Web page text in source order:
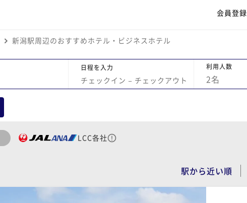
会員登録
新潟駅周辺のおすすめホテル・ビジネスホテル
日程を入力
チェックイン − チェックアウト
利用人数
2名
LCC各社
駅から近い順
MAP